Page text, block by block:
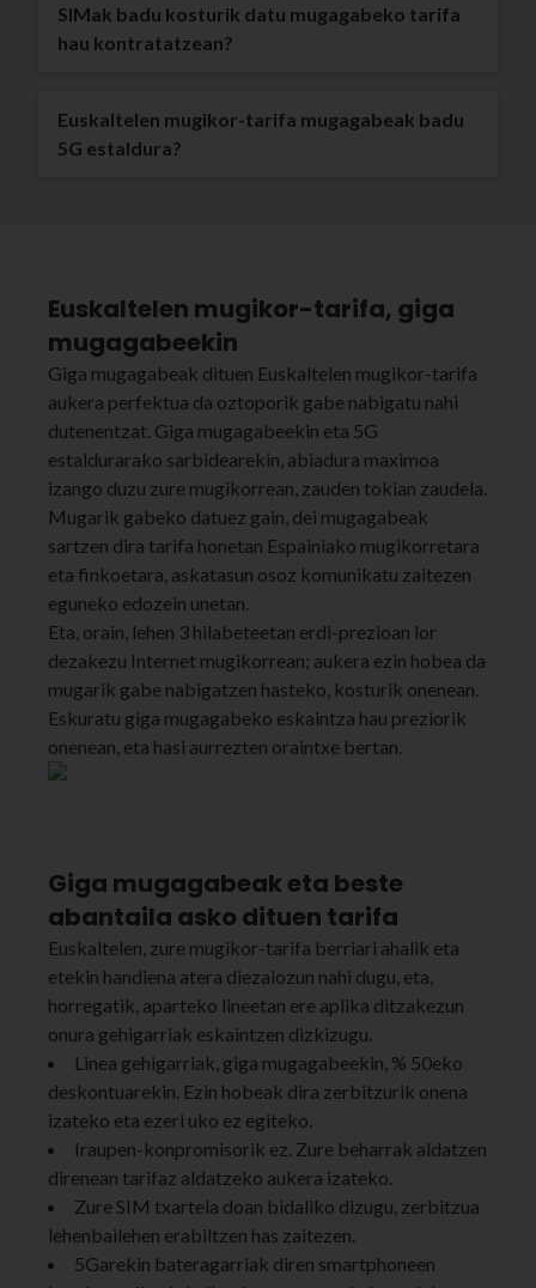
SIMak badu kosturik datu mugagabeko tarifa
hau kontratatzean?
Euskaltelen mugikor-tarifa mugagabeak badu
5G estaldura?
Euskaltelen mugikor-tarifa, giga
mugagabeekin
Giga mugagabeak dituen Euskaltelen mugikor-tarifa
aukera perfektua da oztoporik gabe nabigatu nahi
dutenentzat. Giga mugagabeekin eta 5G
estaldurarako sarbidearekin, abiadura maximoa
izango duzu zure mugikorrean, zauden tokian zaudela.
Mugarik gabeko datuez gain, dei mugagabeak
sartzen dira tarifa honetan Espainiako mugikorretara
eta finkoetara, askatasun osoz komunikatu zaitezen
eguneko edozein unetan.
Eta, orain, lehen 3 hilabeteetan erdi-prezioan lor
dezakezu Internet mugikorrean; aukera ezin hobea da
mugarik gabe nabigatzen hasteko, kosturik onenean.
Eskuratu giga mugagabeko eskaintza hau preziorik
onenean, eta hasi aurrezten oraintxe bertan.
Giga mugagabeak eta beste
abantaila asko dituen tarifa
Euskaltelen, zure mugikor-tarifa berriari ahalik eta
etekin handiena atera diezaiozun nahi dugu, eta,
horregatik, aparteko lineetan ere aplika ditzakezun
onura gehigarriak eskaintzen dizkizugu.
Linea gehigarriak, giga mugagabeekin, % 50eko
deskontuarekin. Ezin hobeak dira zerbitzurik onena
izateko eta ezeri uko ez egiteko.
Iraupen-konpromisorik ez. Zure beharrak aldatzen
direnean tarifaz aldatzeko aukera izateko.
Zure SIM txartela doan bidaliko dizugu, zerbitzua
lehenbailehen erabiltzen has zaitezen.
5Garekin bateragarriak diren smartphoneen